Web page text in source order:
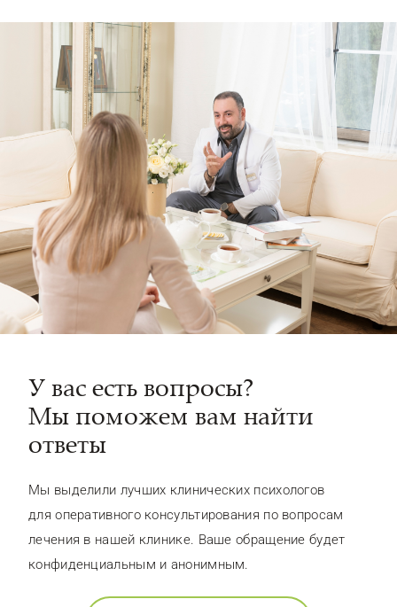
У вас есть вопросы?
Мы поможем вам найти
ответы
Мы выделили лучших клинических психологов
для оперативного консультирования по вопросам
лечения в нашей клинике. Ваше обращение будет
конфиденциальным и анонимным.